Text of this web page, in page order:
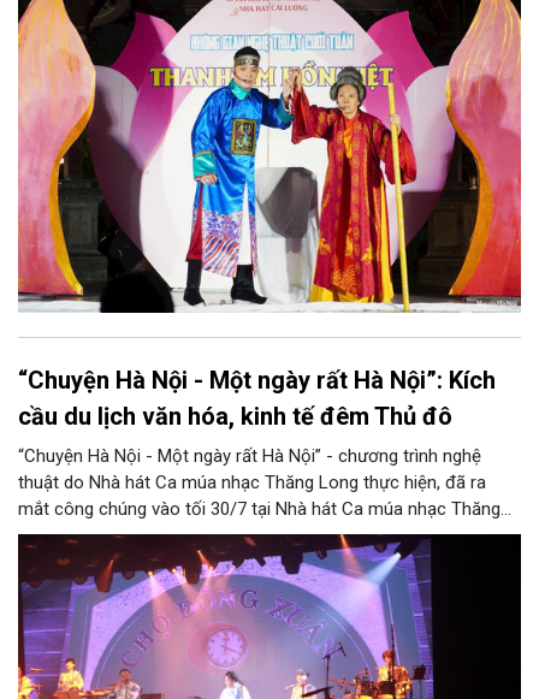
hòa quyện trong không gian của phố đi bộ hồ Hoàn Kiếm. Đặc
biệt, chương trình có sự giao lưu của các nghệ sĩ đến từ
phương Nam, góp phần tạo nên cuộc gặp gỡ nghệ thuật giàu
cảm xúc.
“Chuyện Hà Nội - Một ngày rất Hà Nội”: Kích
cầu du lịch văn hóa, kinh tế đêm Thủ đô
“Chuyện Hà Nội - Một ngày rất Hà Nội” - chương trình nghệ
thuật do Nhà hát Ca múa nhạc Thăng Long thực hiện, đã ra
mắt công chúng vào tối 30/7 tại Nhà hát Ca múa nhạc Thăng
Long (số 31 - 33 phố Lương Văn Can, phường Hoàn Kiếm).